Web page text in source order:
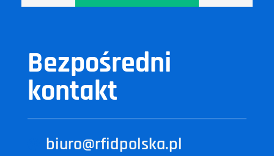
Bezpośredni
kontakt
biuro@rfidpolska.pl